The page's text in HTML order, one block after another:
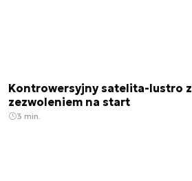
Kontrowersyjny satelita-lustro z
zezwoleniem na start
3 min.